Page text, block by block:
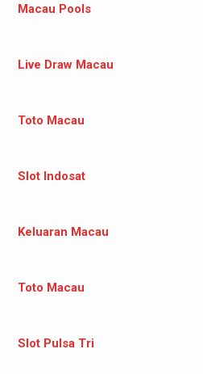
Macau Pools
Live Draw Macau
Toto Macau
Slot Indosat
Keluaran Macau
Toto Macau
Slot Pulsa Tri